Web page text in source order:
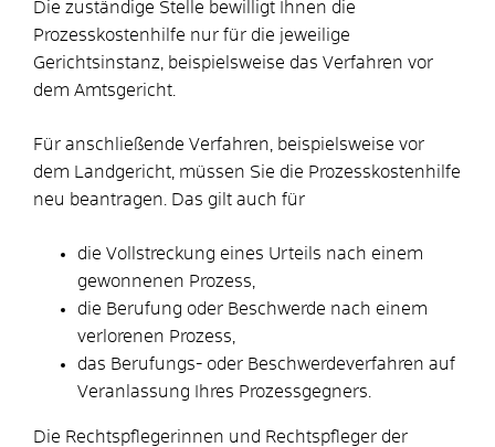
Die zuständige Stelle bewilligt Ihnen die
Prozesskostenhilfe nur für die jeweilige
Gerichtsinstanz, beispielsweise das Verfahren vor
dem Amtsgericht.
Für anschließende Verfahren, beispielsweise vor
dem Landgericht, müssen Sie die Prozesskostenhilfe
neu beantragen. Das gilt auch für
die Vollstreckung eines Urteils nach einem
gewonnenen Prozess,
die Berufung oder Beschwerde nach einem
verlorenen Prozess,
das Berufungs- oder Beschwerdeverfahren auf
Veranlassung Ihres Prozessgegners.
Die Rechtspflegerinnen und Rechtspfleger der